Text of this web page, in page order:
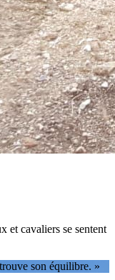
et cavaliers se sentent
son équilibre. »